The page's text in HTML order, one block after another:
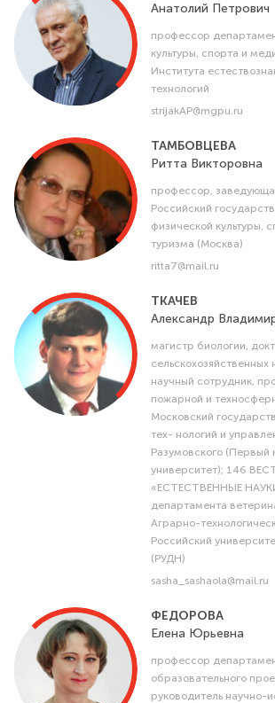
Анатолий Петрович
профессор
культуры, спорта и
Института
технологий
strijakAP@mgpu.ru
ТАМБОВЦЕВА
Ритта Викторовна
профессор,
Российский
физической культуры,
туризма (Москва)
ritta7@mail.ru
ТКАЧЕВ
Александр
магистр биологии,
сельскохозяйственных
научный сотрудник,
пожарной и
Московский
тех- нологий и
Разумовского (Первый
университет); 146
«ЕСТЕСТВЕННЫЕ
департамента
Аграрно-
Российский
(РУДН)
sasha_sashaola@mail.ru
ФЕДОРОВА
Елена Юрьевна
профессор
образовательного
руководитель научно-